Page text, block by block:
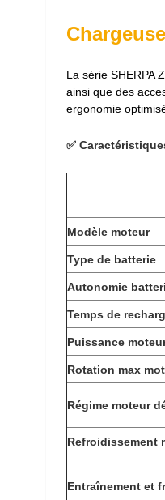
La série SHERPA
ainsi que des
ergonomie
✅
Modèle moteur
Type de batterie
Autonomie
Temps de
Puissance
Rotation max
Régime moteur
Refroidissement
Entraînement et